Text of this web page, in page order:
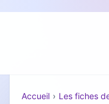
Accueil › Les fiches